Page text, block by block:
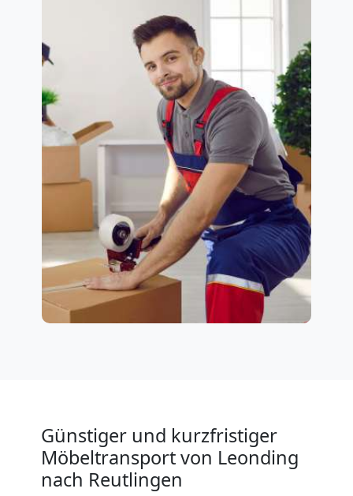
Günstiger und kurzfristiger
Möbeltransport von Leonding
nach Reutlingen